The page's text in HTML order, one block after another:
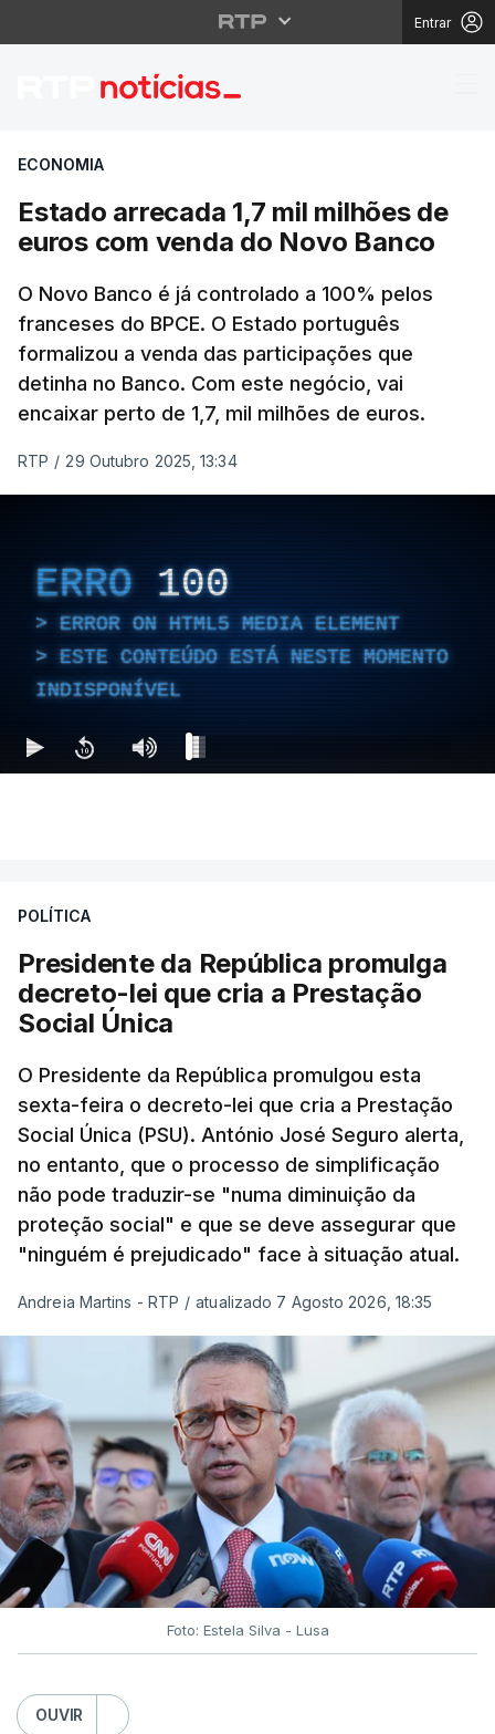
Entrar
Estado arrecada 1,7
ECONOMIA
Estado arrecada 1,7 mil milhões de
euros com venda do Novo Banco
O Novo Banco é já controlado a 100% pelos
franceses do BPCE. O Estado português
formalizou a venda das participações que
detinha no Banco. Com este negócio, vai
encaixar perto de 1,7, mil milhões de euros.
RTP / 29 Outubro 2025, 13:34
ERRO 100
ERROR ON HTML5 MEDIA ELEMENT
ESTE CONTEÚDO ESTÁ NESTE MOMENTO
INDISPONÍVEL
POLÍTICA
Presidente da República promulga
decreto-lei que cria a Prestação
Social Única
O Presidente da República promulgou esta
sexta-feira o decreto-lei que cria a Prestação
Social Única (PSU). António José Seguro alerta,
no entanto, que o processo de simplificação
não pode traduzir-se "numa diminuição da
proteção social" e que se deve assegurar que
"ninguém é prejudicado" face à situação atual.
Andreia Martins - RTP / atualizado 7 Agosto 2026, 18:35
Foto: Estela Silva - Lusa
OUVIR